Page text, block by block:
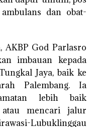
dan obat-
AKBP God Parlasro
imbauan kepada
Jaya, baik ke
Palembang. Ia
lebih baik
mencari jalur
Lubuklinggau